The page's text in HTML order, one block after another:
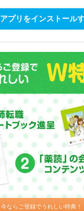
アプリをインストール
今ならご登録でうれしい特典！